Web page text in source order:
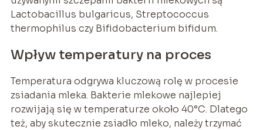
Lactobacillus bulgaricus, Streptococcus
thermophilus czy Bifidobacterium bifidum.
Wpływ temperatury na proces
Temperatura odgrywa kluczową rolę w procesie
zsiadania mleka. Bakterie mlekowe najlepiej
rozwijają się w temperaturze około 40°C. Dlatego
też, aby skutecznie zsiadło mleko, należy trzymać